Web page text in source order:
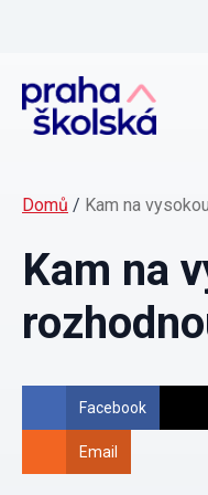
Domů / Kam na
Kam na
Facebook
Email